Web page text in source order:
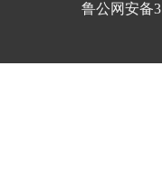
鲁公网安备